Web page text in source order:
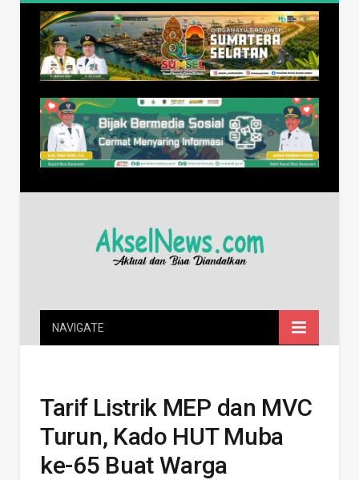
NAVIGATE
Tarif Listrik MEP dan MVC
Turun, Kado HUT Muba
ke-65 Buat Warga